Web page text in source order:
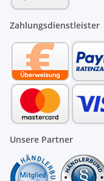
Zahlungsdienstleister
Unsere Partner